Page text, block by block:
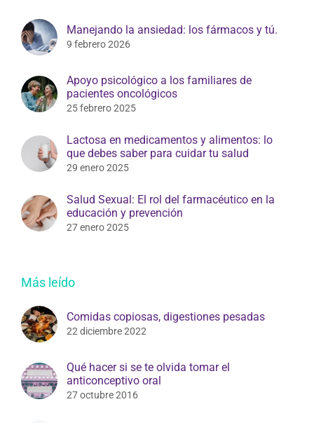
Manejando la ansiedad: los fármacos y tú.
9 febrero 2026
Apoyo psicológico a los familiares de
pacientes oncológicos
25 febrero 2025
Lactosa en medicamentos y alimentos: lo
que debes saber para cuidar tu salud
29 enero 2025
Salud Sexual: El rol del farmacéutico en la
educación y prevención
27 enero 2025
Más leído
Comidas copiosas, digestiones pesadas
22 diciembre 2022
Qué hacer si se te olvida tomar el
anticonceptivo oral
27 octubre 2016